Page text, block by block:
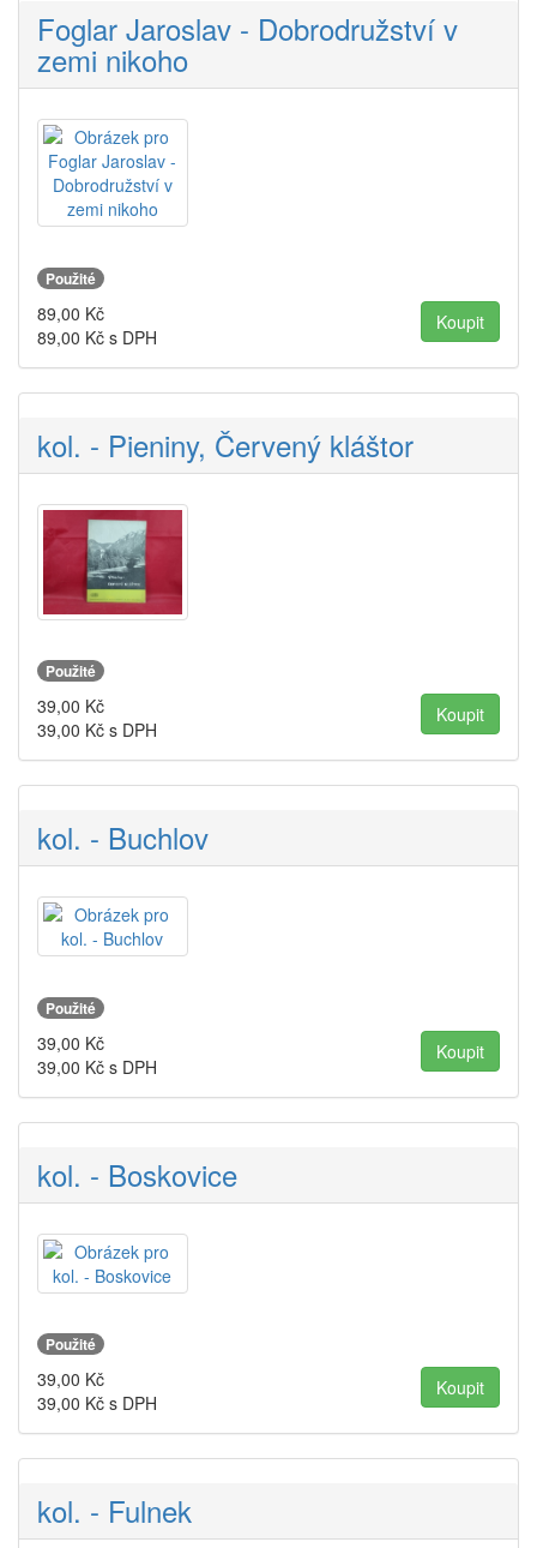
Foglar Jaroslav - Dobrodružství v
zemi nikoho
Použité
89,00 Kč
89,00 Kč s DPH
kol. - Pieniny, Červený kláštor
Použité
39,00 Kč
39,00 Kč s DPH
kol. - Buchlov
Použité
39,00 Kč
39,00 Kč s DPH
kol. - Boskovice
Použité
39,00 Kč
39,00 Kč s DPH
kol. - Fulnek